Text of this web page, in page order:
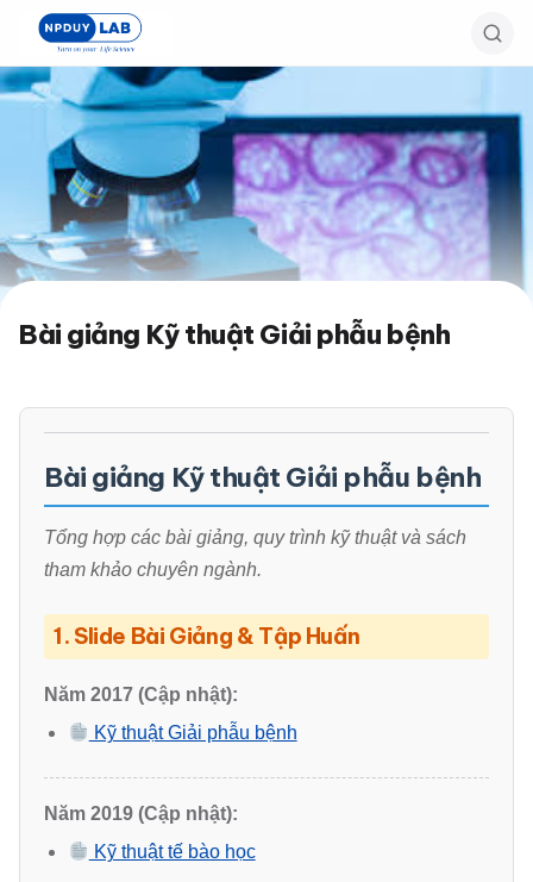
đến
nội
chính
Bài giảng Kỹ thuật Giải phẫu bệnh
Bài giảng Kỹ thuật Giải phẫu bệnh
Tổng hợp các bài giảng, quy trình kỹ thuật và sách
tham khảo chuyên ngành.
1. Slide Bài Giảng & Tập Huấn
Năm 2017 (Cập nhật):
Kỹ thuật Giải phẫu bệnh
Năm 2019 (Cập nhật):
Kỹ thuật tế bào học